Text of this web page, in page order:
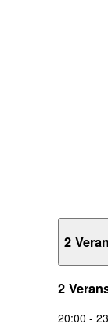
2
2
20:00 -